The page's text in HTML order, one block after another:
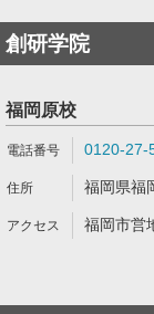
創研学院
福岡原校
0120-27-
福岡県福
福岡市営